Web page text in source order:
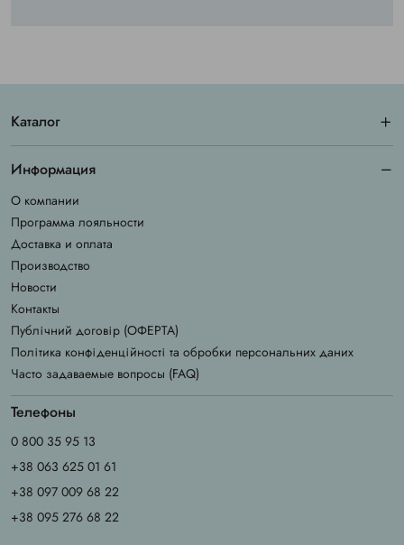
Каталог
Информация
О компании
Программа лояльности
Доставка и оплата
Производство
Новости
Контакты
Публічний договір (ОФЕРТА)
Політика конфіденційності та обробки персональних даних
Часто задаваемые вопросы (FAQ)
Телефоны
0 800 35 95 13
+38 063 625 01 61
+38 097 009 68 22
+38 095 276 68 22